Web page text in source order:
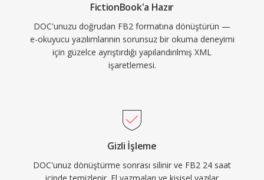
FictionBook'a Hazır
DOC'unuzu doğrudan FB2 formatına dönüştürün —
e-okuyucu yazılımlarının sorunsuz bir okuma deneyimi
için güzelce ayrıştırdığı yapılandırılmış XML
işaretlemesi.
Gizli İşleme
DOC'unuz dönüştürme sonrası silinir ve FB2 24 saat